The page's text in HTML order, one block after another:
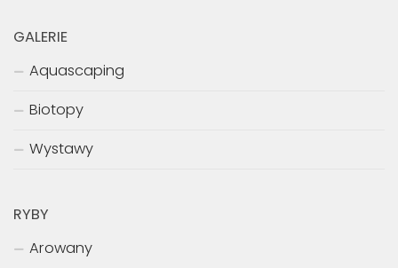
GALERIE
Aquascaping
Biotopy
Wystawy
RYBY
Arowany